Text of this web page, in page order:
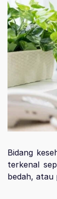
Bidang
terkenal
bedah, atau